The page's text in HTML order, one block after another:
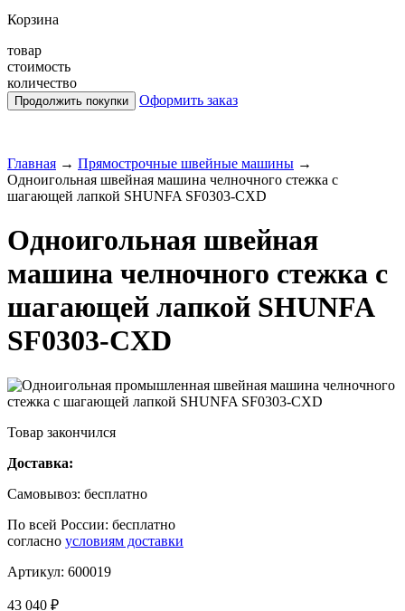
Корзина
товар
стоимость
количество
Оформить заказ
Главная → Прямострочные швейные машины →
Одноигольная швейная машина челночного стежка c
шагающей лапкой SHUNFA SF0303-CXD
Одноигольная швейная
машина челночного стежка c
шагающей лапкой SHUNFA
SF0303-CXD
Товар закончился
Доставка:
Самовывоз: бесплатно
По всей России: бесплатно
согласно условиям доставки
Артикул: 600019
43 040 ₽